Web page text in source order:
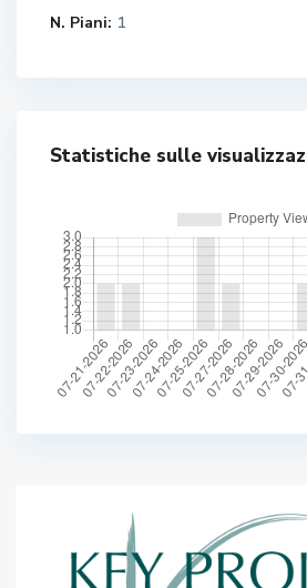
N. Piani: 1
Statistiche sulle